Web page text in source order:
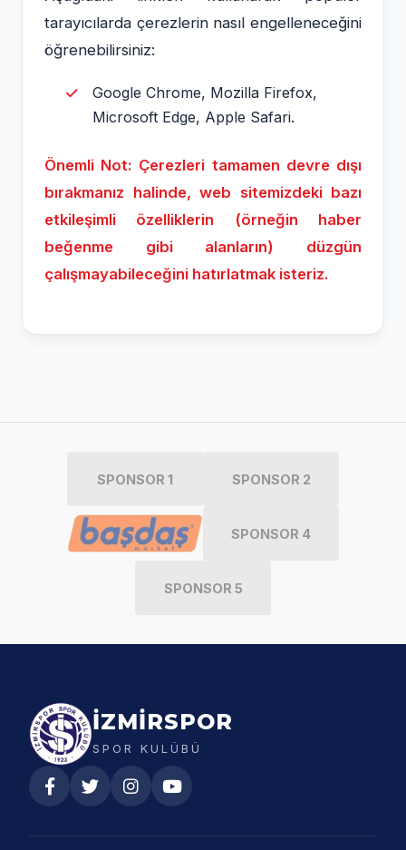
tarayıcılarda çerezlerin nasıl engelleneceğini
öğrenebilirsiniz:
Google Chrome, Mozilla Firefox,
Microsoft Edge, Apple Safari.
Önemli Not: Çerezleri tamamen devre dışı
bırakmanız halinde, web sitemizdeki bazı
etkileşimli özelliklerin (örneğin haber
beğenme gibi alanların) düzgün
çalışmayabileceğini hatırlatmak isteriz.
SPONSOR 1 SPONSOR 2
SPONSOR 4
SPONSOR 5
İZMİRSPOR
SPOR KULÜBÜ